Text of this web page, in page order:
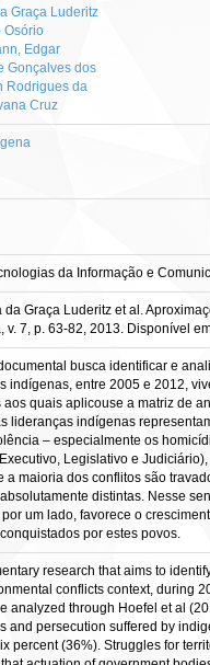
Graça Luderitz
Osório
Edgar
Gonçalves dos
Rodrigues da
Cruz
da Informação e
da Graça Luderitz et al.
v. 7, p. 63-82, 2013. Disponível
busca identificar e
indígenas, entre 2005 e 2012,
quais aplicouse a matriz de
lideranças indígenas
– especialmente os
Legislativo e
a maioria dos conflitos são
distintas. Nesse
um lado, favorece o
por estes povos.
research that aims to
conflicts context, during
analyzed through Hoefel et al
and persecution suffered by
percent (36%). Struggles for